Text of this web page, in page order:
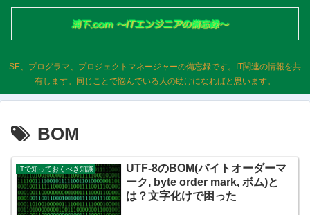
SE、プログラマ、プロジェクトマネージャーの備忘録です。IT関連の情報を共
有します。同じことで悩んでいる人の助けになればと思います。
BOM
ITで知っておくべき知識
UTF-8のBOM(バイトオーダーマ
ーク, byte order mark, ボム)と
は？文字化けで困った